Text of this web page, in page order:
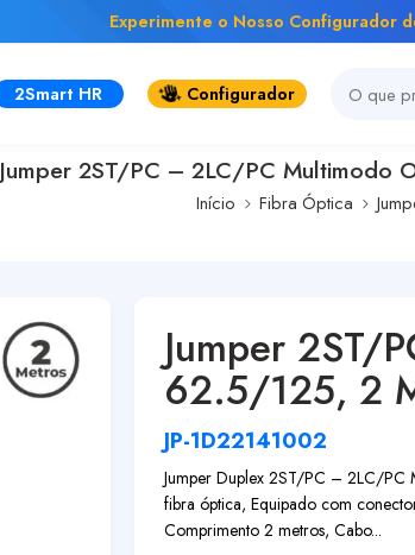
Experimente o Nosso Configurador
2Smart HR Configurador
Jumper 2ST/PC – 2LC/PC Multimodo
Início Fibra Óptica
Jumper 2ST/
62.5/125, 2
JP-1D22141002
Jumper Duplex 2ST/PC – 2LC/PC
fibra óptica, Equipado com
Comprimento 2 metros, Cabo...